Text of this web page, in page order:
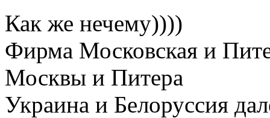
Как же нечему))))
Фирма Московская и
Москвы и Питера
Украина и Белоруссия